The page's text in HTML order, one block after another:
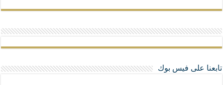
تابعنا على فيس بوك